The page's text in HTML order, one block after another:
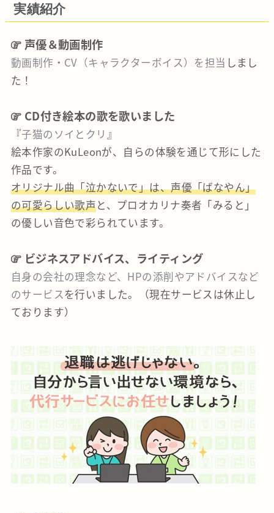
実績紹介
声優＆動画制作
動画制作・CV（キャラクターボイス）を担当 しまし
た！
CD付き絵本の歌を歌いました
『子猫のソイとクリ 』
絵本作家のKuLeonが、自らの体験を通じて形にした
作品です。
オリジナル曲「泣かないで」は、声優「ばなやん」
の可愛らしい歌声と、プロオカリナ奏者「みると」
の優しい音色で彩られています。
ビジネスアドバイス、ライティング
自身の会社の理念など、HPの添削やアドバイスなど
のサービス を行いました。（現在サービスは休止し
ております）